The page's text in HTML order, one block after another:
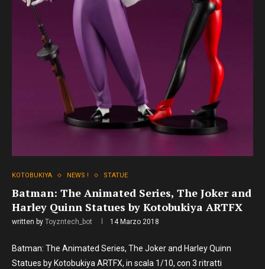
KOTOBUKIYA NEWS ! STATUE
Batman: The Animated Series, The Joker and
Harley Quinn Statues by Kotobukiya ARTFX
written by Toyzntech_bot 14 Marzo 2018
Batman: The Animated Series, The Joker and Harley Quinn
Statues by Kotobukiya ARTFX, in scala 1/10, con 3 ritratti